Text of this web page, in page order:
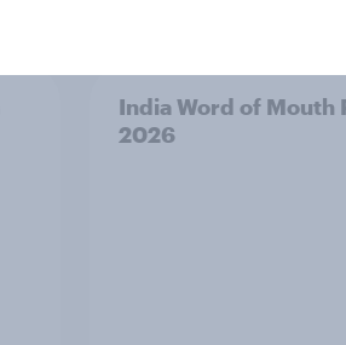
India Word of Mouth
2026